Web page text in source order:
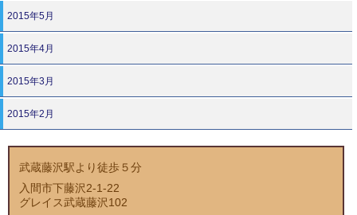
2015年5月
2015年4月
2015年3月
2015年2月
武蔵藤沢駅より徒歩５分
入間市下藤沢2-1-22
グレイス武蔵藤沢102